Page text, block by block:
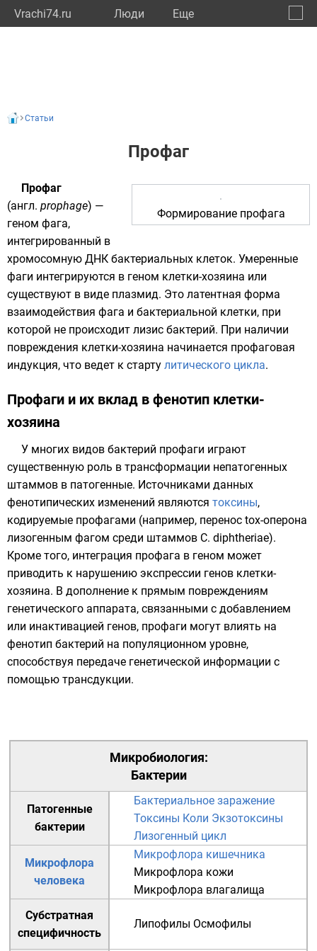
Vrachi74.ru Люди Eще
Статьи
Профаг
Формирование профага
Профаг
(англ. prophage) —
геном фага,
интегрированный в
хромосомную ДНК бактериальных клеток. Умеренные
фаги интегрируются в геном клетки-хозяина или
существуют в виде плазмид. Это латентная форма
взаимодействия фага и бактериальной клетки, при
которой не происходит лизис бактерий. При наличии
повреждения клетки-хозяина начинается профаговая
индукция, что ведет к старту литического цикла.
Профаги и их вклад в фенотип клетки-
хозяина
У многих видов бактерий профаги играют
существенную роль в трансформации непатогенных
штаммов в патогенные. Источниками данных
фенотипических изменений являются токсины,
кодируемые профагами (например, перенос tox-оперона
лизогенным фагом среди штаммов C. diphtheriae).
Кроме того, интеграция профага в геном может
приводить к нарушению экспрессии генов клетки-
хозяина. В дополнение к прямым повреждениям
генетического аппарата, связанными с добавлением
или инактивацией генов, профаги могут влиять на
фенотип бактерий на популяционном уровне,
способствуя передаче генетической информации с
помощью трансдукции.
Микробиология:
Бактерии
Патогенные
бактерии
Бактериальное заражение
Токсины Коли Экзотоксины
Лизогенный цикл
Микрофлора
человека
Микрофлора кишечника
Микрофлора кожи
Микрофлора влагалища
Субстратная
специфичность
Липофилы Осмофилы